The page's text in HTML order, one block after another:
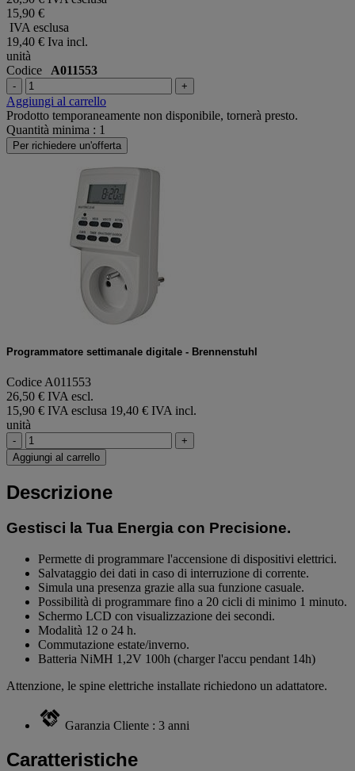
15,90 €
IVA esclusa
19,40 € Iva incl.
unità
Codice A011553
- +
Aggiungi al carrello
Prodotto temporaneamente non disponibile, tornerà presto.
Quantità minima : 1
Per richiedere un'offerta
Programmatore settimanale digitale - Brennenstuhl
Codice A011553
26,50 € IVA escl.
15,90 € IVA esclusa 19,40 € IVA incl.
unità
-
+
Aggiungi al carrello
Descrizione
Gestisci la Tua Energia con Precisione.
Permette di programmare l'accensione di dispositivi elettrici.
Salvataggio dei dati in caso di interruzione di corrente.
Simula una presenza grazie alla sua funzione casuale.
Possibilità di programmare fino a 20 cicli di minimo 1 minuto.
Schermo LCD con visualizzazione dei secondi.
Modalità 12 o 24 h.
Commutazione estate/inverno.
Batteria NiMH 1,2V 100h (charger l'accu pendant 14h)
Attenzione, le spine elettriche installate richiedono un adattatore.
Garanzia Cliente : 3 anni
Caratteristiche